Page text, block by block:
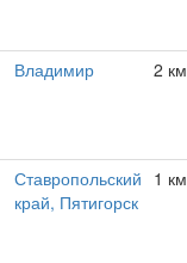
Владимир 2 км
Ставропольский
край, Пятигорск
1